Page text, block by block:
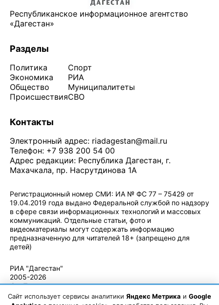
Республиканское информационное агентство
«Дагестан»
Разделы
Политика
Экономика
Общество
Происшествия
Спорт
РИА
Муниципалитеты
СВО
Контакты
Электронный адрес: riadagestan@mail.ru
Телефон: +7 938 200 54 00
Адрес редакции: Республика Дагестан, г.
Махачкала, пр. Насрутдинова 1А
Регистрационный номер СМИ: ИА № ФС 77 – 75429 от
19.04.2019 года выдано Федеральной службой по надзору
в сфере связи информационных технологий и массовых
коммуникаций. Отдельные статьи, фото и
видеоматериалы могут содержать информацию
предназначенную для читателей 18+ (запрещено для
детей)
РИА "Дагестан"
2005-2026
© - Правила
использования
материалов.
Сайт использует сервисы аналитики Яндекс Метрика и Google